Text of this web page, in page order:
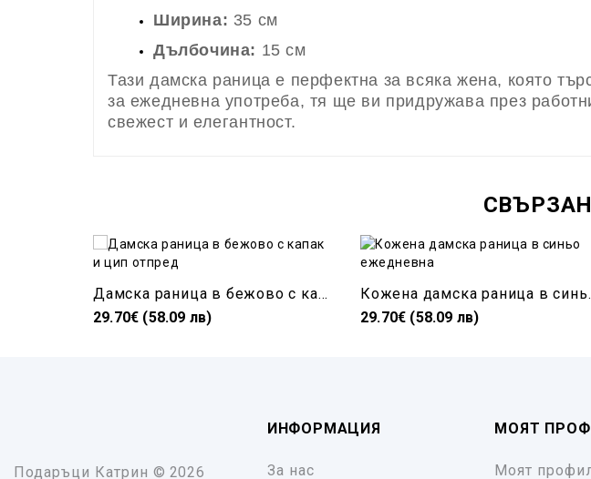
Ширина: 35 см
Дълбочина: 15 см
Тази дамска раница е перфектна за всяка жена, която
за ежедневна употреба, тя ще ви придружава през
свежест и елегантност.
Дамска раница в бежово с капак и цип отпред
29.70€ (58.09 лв)
Кожена
29.70€ (58.09 лв)
Подаръци Катрин © 2026
ИНФОРМАЦИЯ
За нас
МОЯТ
Моят